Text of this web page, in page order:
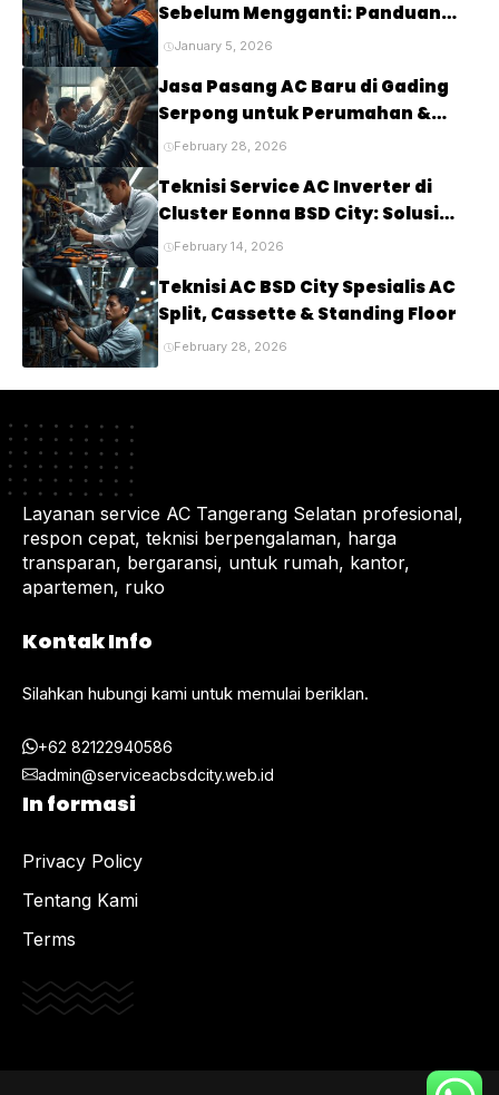
Sebelum Mengganti: Panduan
Lengkap untuk Mendiagnosis
Anda
January 5, 2026
Jasa Pasang AC Baru di Gading
Serpong untuk Perumahan &
Cluster Elite
February 28, 2026
Teknisi Service AC Inverter di
Cluster Eonna BSD City: Solusi
Tepat untuk Kenyamanan Rumah
February 14, 2026
Teknisi AC BSD City Spesialis AC
Split, Cassette & Standing Floor
February 28, 2026
Layanan service AC Tangerang Selatan profesional,
respon cepat, teknisi berpengalaman, harga
transparan, bergaransi, untuk rumah, kantor,
apartemen, ruko
Kontak Info
Silahkan hubungi kami untuk memulai beriklan.
+62 82122940586
admin@serviceacbsdcity.web.id
In formasi
Privacy Policy
Tentang Kami
Terms